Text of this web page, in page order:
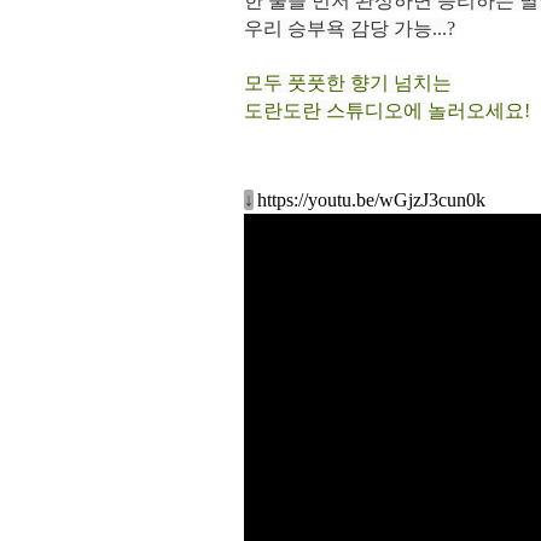
우리 승부욕 감당 가능...?
모두 풋풋한 향기 넘치는
도란도란 스튜디오에 놀러오세요!
↓ https://youtu.be/wGjzJ3cun0k